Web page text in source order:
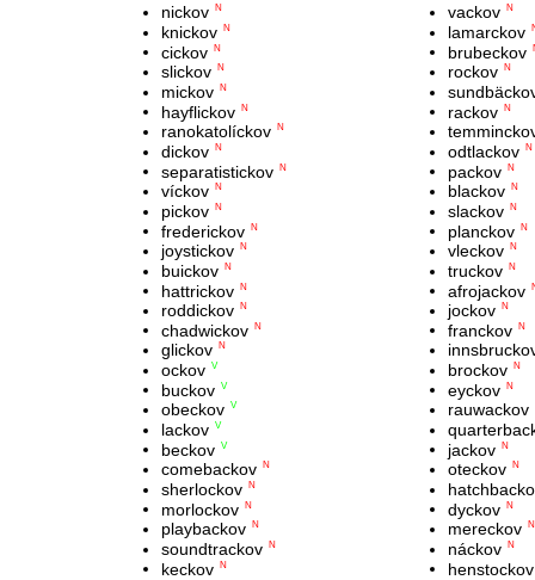
nickov N
knickov N
cickov N
slickov N
mickov N
hayflickov N
ranokatolíckov N
dickov N
separatistickov N
víckov N
pickov N
frederickov N
joystickov N
buickov N
hattrickov N
roddickov N
chadwickov N
glickov N
ockov V
buckov V
obeckov V
lackov V
beckov V
comebackov N
sherlockov N
morlockov N
playbackov N
soundtrackov N
keckov N
vackov N
lamarckov
brubeckov
rockov N
rackov N
odtlackov
N
packov N
blackov N
slackov N
planckov N
vleckov N
truckov N
afrojackov
jockov N
franckov N
brockov
N
eyckov N
rauwackov
jackov
N
oteckov N
dyckov
N
mereckov N
náckov N
henstockov